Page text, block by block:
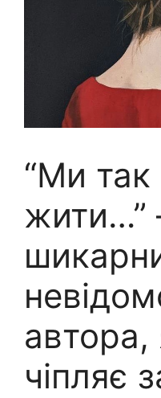
“Ми так
жити…”
автора,
чіпляє